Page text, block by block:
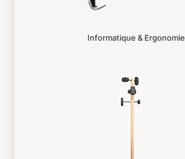
Informatique & Ergonomie